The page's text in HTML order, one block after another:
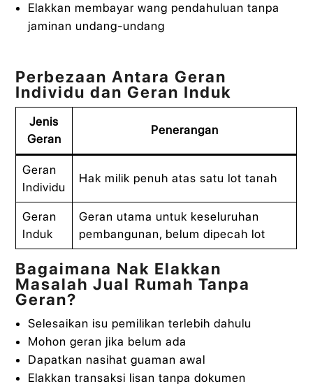
Elakkan membayar wang pendahuluan tanpa
jaminan undang-undang
Perbezaan Antara Geran
Individu dan Geran Induk
Jenis
Geran
Penerangan
Geran
Individu
Hak milik penuh atas satu lot tanah
Geran
Induk
Geran utama untuk keseluruhan
pembangunan, belum dipecah lot
Bagaimana Nak Elakkan
Masalah Jual Rumah Tanpa
Geran?
Selesaikan isu pemilikan terlebih dahulu
Mohon geran jika belum ada
Dapatkan nasihat guaman awal
Elakkan transaksi lisan tanpa dokumen